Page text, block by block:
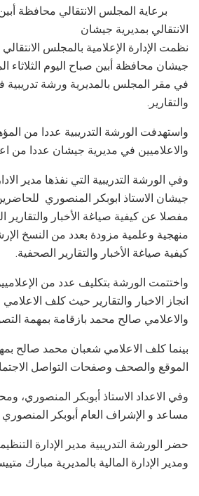
برعاية المجلس الانتقالي محافظة
الانتقالي بمديرية جيشان
نظمت الإدارة الإعلامية بالمجلس
في مقر المجلس بالمديرية ورشة تدريبية
والتقارير.
واستهدفت الورشة التدريبية عددا من
والاعلاميين في مديرية جيشان عددا من
وفي الورشة التدريبية التي نفذها مدير
جيشان الاستاذ ابوبكر المنصوري
مفصلا عن كيفية صياغة الأخبار
منهجية وعلمية مزودة بعدد من النسخ
كيفية صياغة الأخبار والتقارير الصحفية.
واختتمت الورشة بتكليف عدد من
انجاز الاخبار والتقارير حيث كلف
والاعلامي صالح محمد بازقامة بمهمة
بينما كلف الاعلامي شعبان محمد صالح
الموقع والصحف وصفحات التواصل
وفي الاعداد الاستاذ أبوبكر المنصوري،
مساعد و الإشراف العام أبوبكر المنصوري
حضر الورشة التدريبية مدير الإدارة
ومدير الإدارة المالية بالمديرية مبارك